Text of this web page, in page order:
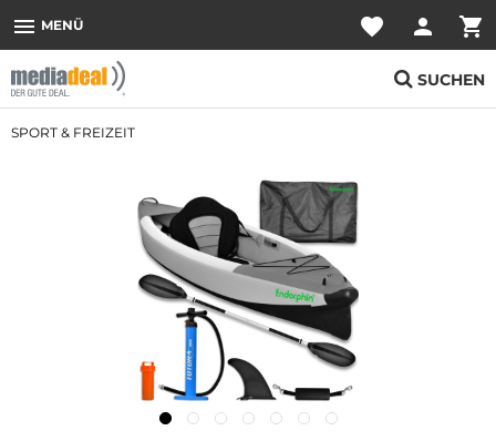
menu MENÜ favorite person shopping_cart
SUCHEN
SPORT & FREIZEIT